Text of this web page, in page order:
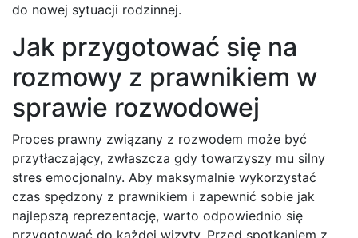
do nowej sytuacji rodzinnej.
Jak przygotować się na
rozmowy z prawnikiem w
sprawie rozwodowej
Proces prawny związany z rozwodem może być
przytłaczający, zwłaszcza gdy towarzyszy mu silny
stres emocjonalny. Aby maksymalnie wykorzystać
czas spędzony z prawnikiem i zapewnić sobie jak
najlepszą reprezentację, warto odpowiednio się
przygotować do każdej wizyty. Przed spotkaniem z